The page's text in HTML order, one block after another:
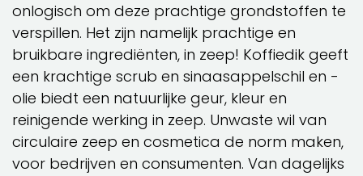
onlogisch om deze prachtige grondstoffen te
verspillen. Het zijn namelijk prachtige en
bruikbare ingrediënten, in zeep! Koffiedik geeft
een krachtige scrub en sinaasappelschil en -
olie biedt een natuurlijke geur, kleur en
reinigende werking in zeep. Unwaste wil van
circulaire zeep en cosmetica de norm maken,
voor bedrijven en consumenten. Van dagelijks